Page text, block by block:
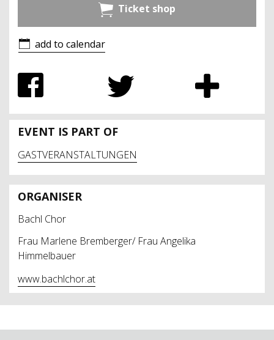
Ticket shop
add to calendar
EVENT IS PART OF
GASTVERANSTALTUNGEN
ORGANISER
Bachl Chor
Frau Marlene Bremberger/ Frau Angelika
Himmelbauer
www.bachlchor.at